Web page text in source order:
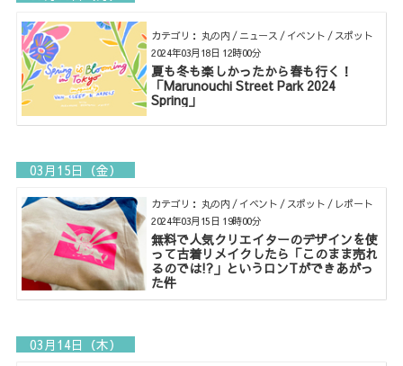
カテゴリ： 丸の内 / ニュース / イベント / スポット
夏も冬も楽しかったから春も行く！
「Marunouchi Street Park 2024
Spring」
2024年03月18日 12時00分
03月15日（金）
カテゴリ： 丸の内 / イベント / スポット / レポート
無料で人気クリエイターのデザインを使
って古着リメイクしたら「このまま売れ
るのでは!?」というロンTができあがっ
た件
2024年03月15日 19時00分
03月14日（木）